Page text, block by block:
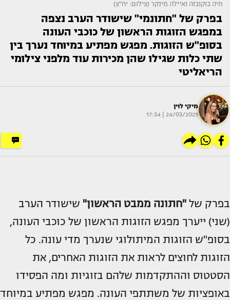
חיה בוקובזה ואיילה מינקר (צילום: יח"צ)
בפרק של "חתונמי" שישודר הערב נצפה
במפגש הזוגות הראשון של כוכבי העונה
בסופ"ש הזוגות. מפגש מפתיע במיוחד נערך בין
שתי כלות שגילו שהן מכירות עוד מלפני צילומי
הריאליטי
מיקי לוין
24/03/2025 | 17:34
בפרק של "חתונה ממבט הראשון" שישודר הערב
(שני) ייערך מפגש הזוגות הראשון של כוכבי העונה,
בסופ"ש הזוגות המיתולוגי שנערך מדי עונה. כל
הזוגות לחוצים לראות את הזוגות האחרים, את
הסטטוס וההתקדמות שלהם בזוגיות ומה הפסידו
באופציות של משתתפי העונה. מפגש מפתיע במיוחד